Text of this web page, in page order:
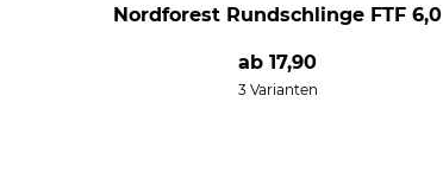
Nordforest Rundschlinge FTF 6,0
ab17,90
3 Varianten